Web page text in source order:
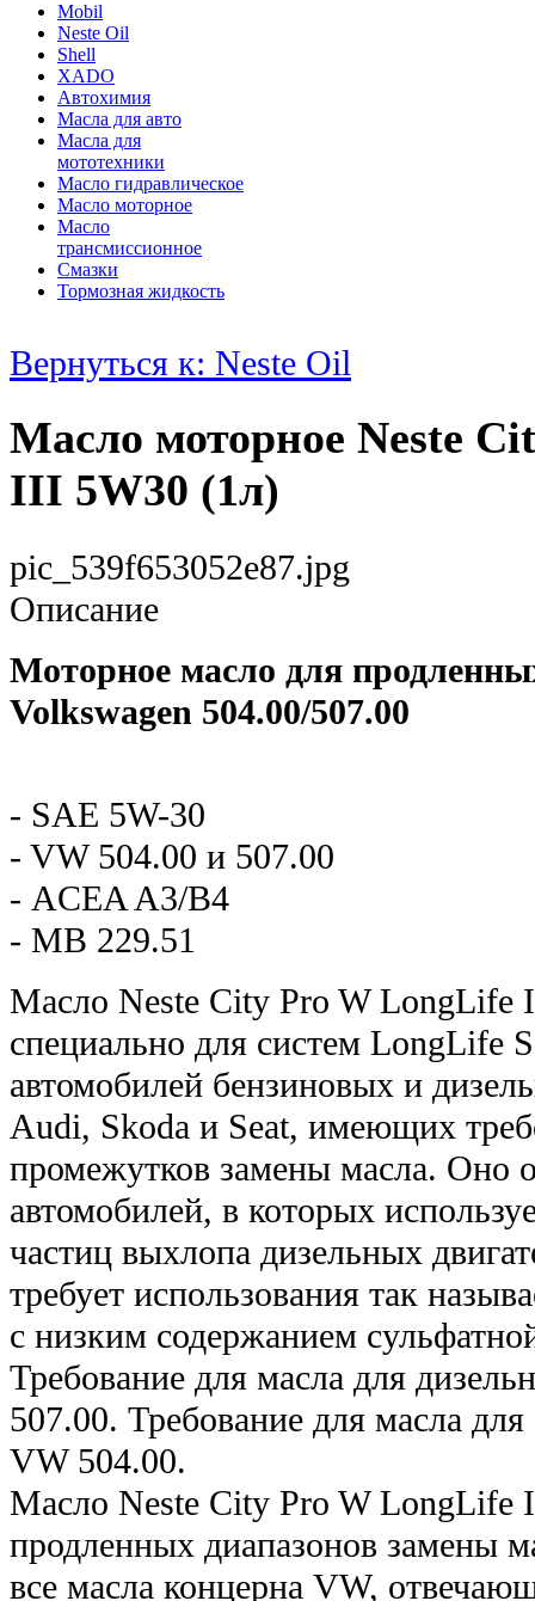
Mobil
Neste Oil
Shell
XADO
Автохимия
Масла для авто
Масла для
мототехники
Масло гидравлическое
Масло моторное
Масло
трансмиссионное
Смазки
Тормозная жидкость
Вернуться к: Neste Oil
Масло моторное Neste
III 5W30 (1л)
pic_539f653052e87.jpg
Описание
Моторное масло для
Volkswagen 504.00/507.00
- SAE 5W-30
- VW 504.00 и 507.00
- ACEA A3/B4
- MB 229.51
Масло Neste City Pro W LongLife
специально для систем LongLife
автомобилей бензиновых и
Audi, Skoda и Seat, имеющих
промежутков замены масла. Оно
автомобилей, в которых
частиц выхлопа дизельных
требует использования так
с низким содержанием
Требование для масла для
507.00. Требование для масла
VW 504.00.
Масло Neste City Pro W LongLife
продленных диапазонов замены
все масла концерна VW,